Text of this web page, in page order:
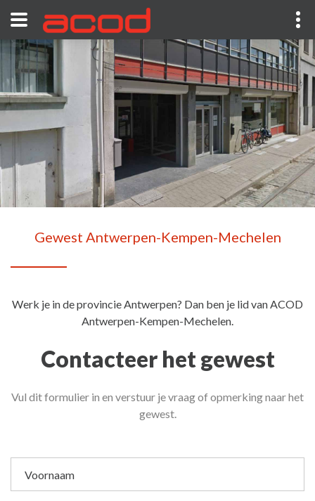
Gewest Antwerpen-Kempen-Mechelen
Werk je in de provincie Antwerpen? Dan ben je lid van ACOD
Antwerpen-Kempen-Mechelen.
Contacteer het gewest
Vul dit formulier in en verstuur je vraag of opmerking naar het
gewest.
Voornaam